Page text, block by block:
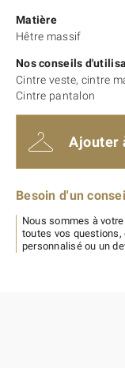
Matière
Hêtre massif
Nos conseils
Cintre veste, cintre
Cintre pantalon
Ajouter
Besoin d'un
Nous sommes à
toutes vos questions,
personnalisé ou un